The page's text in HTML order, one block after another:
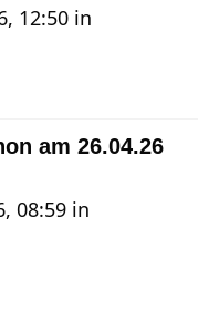
12:50 in
am 26.04.26
08:59 in